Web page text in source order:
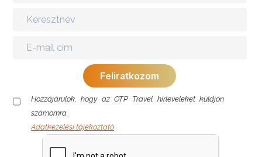
Hozzájárulok, hogy az OTP Travel hírleveleket küldjön
számomra.
Adatkezelési tájékoztató